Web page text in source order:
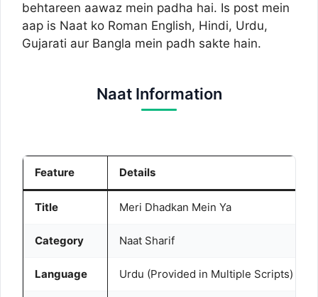
behtareen aawaz mein padha hai. Is post mein
aap is Naat ko Roman English, Hindi, Urdu,
Gujarati aur Bangla mein padh sakte hain.
Naat Information
Feature Details
Title Meri Dhadkan Mein Ya
Category Naat Sharif
Language Urdu (Provided in Multiple Scripts)